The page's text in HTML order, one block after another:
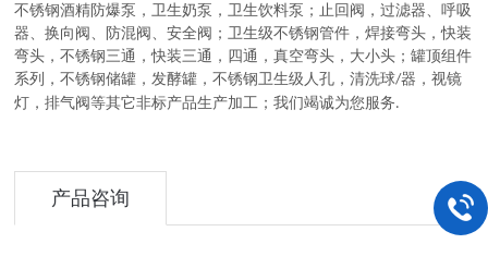
不锈钢酒精防爆泵，卫生奶泵，卫生饮料泵 ； 止回阀，过滤器、呼吸
器、换向阀、防混阀、安全阀 ；卫生级不锈钢管件 ，焊接弯头，快装
弯头，不锈钢三通，快装三通，四通，真空弯头，大小头 ；罐顶组件
系列 ，不锈钢储罐，发酵罐，不锈钢卫生级人孔，清洗球/器，视镜
灯，排气阀等其它非标产品生产加工 ；我们竭诚为您服务.
产品咨询